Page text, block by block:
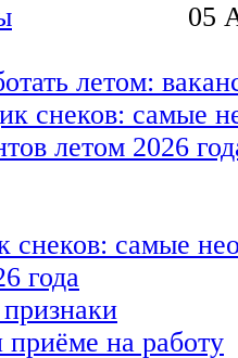
05
летом:
снеков: самые
года